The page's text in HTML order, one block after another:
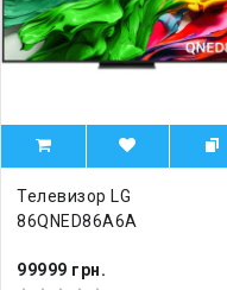
Телевизор LG
86QNED86A6A
99999 грн.